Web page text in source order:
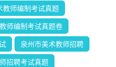
教师编制考试真题
师编制考试真题卷
泉州市美术教师招聘
招聘考试真题